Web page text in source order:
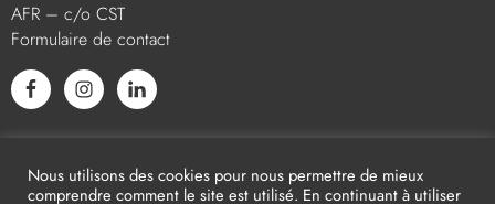
AFR – c/o CST
Formulaire de contact
Nous utilisons des cookies pour nous permettre de mieux
comprendre comment le site est utilisé. En continuant à utiliser